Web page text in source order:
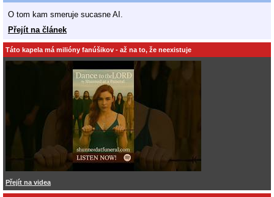
O tom kam smeruje sucasne AI.
Přejít na článek
Táto kapela má milióny fanúšikov - až na to, že neexistuje
Přejít na videa